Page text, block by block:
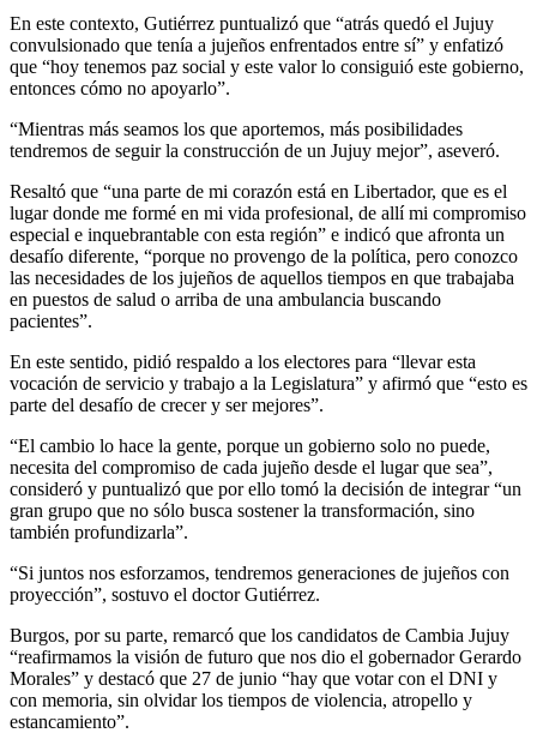
En este contexto, Gutiérrez puntualizó que “atrás quedó el Jujuy
convulsionado que tenía a jujeños enfrentados entre sí” y enfatizó
que “hoy tenemos paz social y este valor lo consiguió este gobierno,
entonces cómo no apoyarlo”.
“Mientras más seamos los que aportemos, más posibilidades
tendremos de seguir la construcción de un Jujuy mejor”, aseveró.
Resaltó que “una parte de mi corazón está en Libertador, que es el
lugar donde me formé en mi vida profesional, de allí mi compromiso
especial e inquebrantable con esta región” e indicó que afronta un
desafío diferente, “porque no provengo de la política, pero conozco
las necesidades de los jujeños de aquellos tiempos en que trabajaba
en puestos de salud o arriba de una ambulancia buscando
pacientes”.
En este sentido, pidió respaldo a los electores para “llevar esta
vocación de servicio y trabajo a la Legislatura” y afirmó que “esto es
parte del desafío de crecer y ser mejores”.
“El cambio lo hace la gente, porque un gobierno solo no puede,
necesita del compromiso de cada jujeño desde el lugar que sea”,
consideró y puntualizó que por ello tomó la decisión de integrar “un
gran grupo que no sólo busca sostener la transformación, sino
también profundizarla”.
“Si juntos nos esforzamos, tendremos generaciones de jujeños con
proyección”, sostuvo el doctor Gutiérrez.
Burgos, por su parte, remarcó que los candidatos de Cambia Jujuy
“reafirmamos la visión de futuro que nos dio el gobernador Gerardo
Morales” y destacó que 27 de junio “hay que votar con el DNI y
con memoria, sin olvidar los tiempos de violencia, atropello y
estancamiento”.